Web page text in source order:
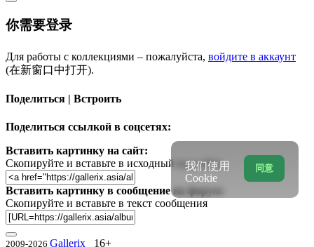
你需要登录
Для работы с коллекциями – пожалуйста, войдите в аккаунт
(在新窗口中打开).
Поделиться | Встроить
Поделиться ссылкой в соцсетях:
Вставить картинку на сайт:
Скопируйте и вставьте в исходный код сайта
Вставить картинку в сообщение на форум:
Скопируйте и вставьте в текст сообщения
2009-2026 Gallerix 16+
同意
我们使用
Cookie